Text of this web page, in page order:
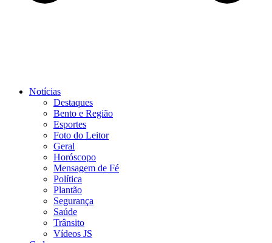
Notícias
Destaques
Bento e Região
Esportes
Foto do Leitor
Geral
Horóscopo
Mensagem de Fé
Política
Plantão
Segurança
Saúde
Trânsito
Vídeos JS